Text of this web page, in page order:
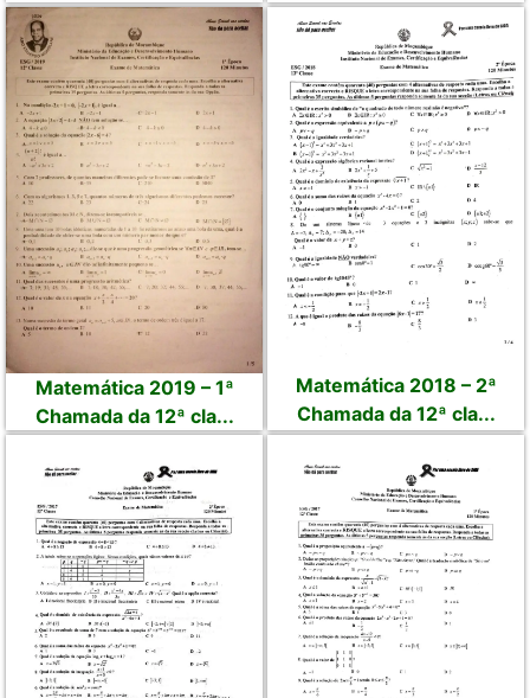
Matemática 2019 – 1ª
Chamada da 12ª cla...
Matemática 2018 – 2ª
Chamada da 12ª cla...